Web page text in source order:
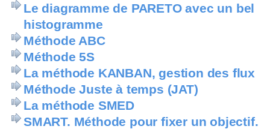
Le diagramme de PARETO avec un bel
histogramme
Méthode ABC
Méthode 5S
La méthode KANBAN, gestion des flux
Méthode Juste à temps (JAT)
La méthode SMED
SMART. Méthode pour fixer un objectif.